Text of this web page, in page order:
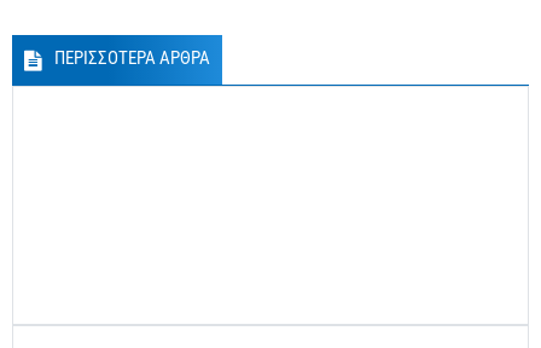
ΠΕΡΙΣΣΟΤΕΡΑ ΑΡΘΡΑ